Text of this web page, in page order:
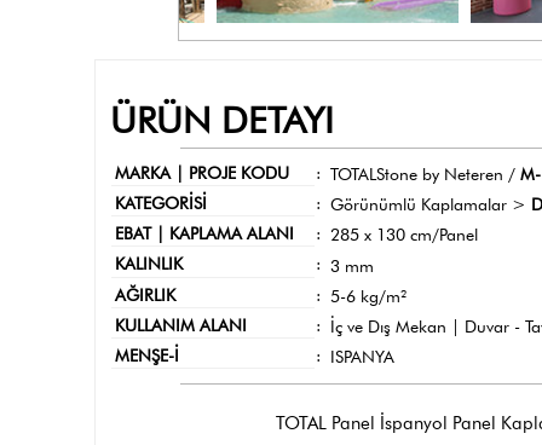
ÜRÜN DETAYI
MARKA | PROJE KODU : TOTALStone by Neteren /
KATEGORİSİ
: Görünümlü Kaplamalar >
EBAT | KAPLAMA ALANI
:
285 x 130 cm/Panel
KALINLIK
: 3 mm
AĞIRLIK
: 5-6 kg/m²
KULLANIM ALANI
:
İç ve Dış Mekan | Duvar -
MENŞE-İ
: ISPANYA
TOTAL Panel İspanyol Panel